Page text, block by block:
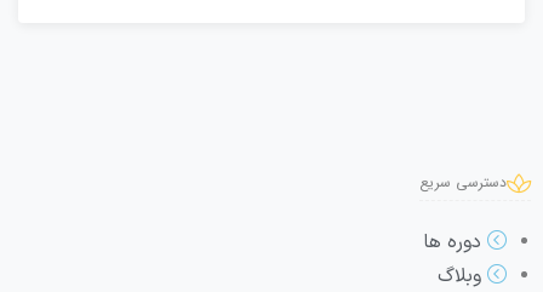
دسترسی سریع
دوره ها
وبلاگ